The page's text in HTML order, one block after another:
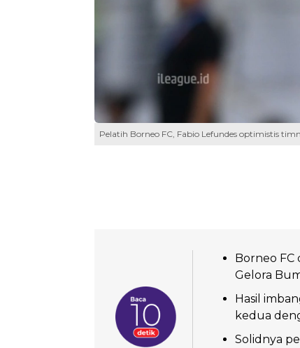
Pelatih Borneo FC, Fabio Lefundes optimistis
Borneo FC
Gelora
Hasil
kedua
Solidnya